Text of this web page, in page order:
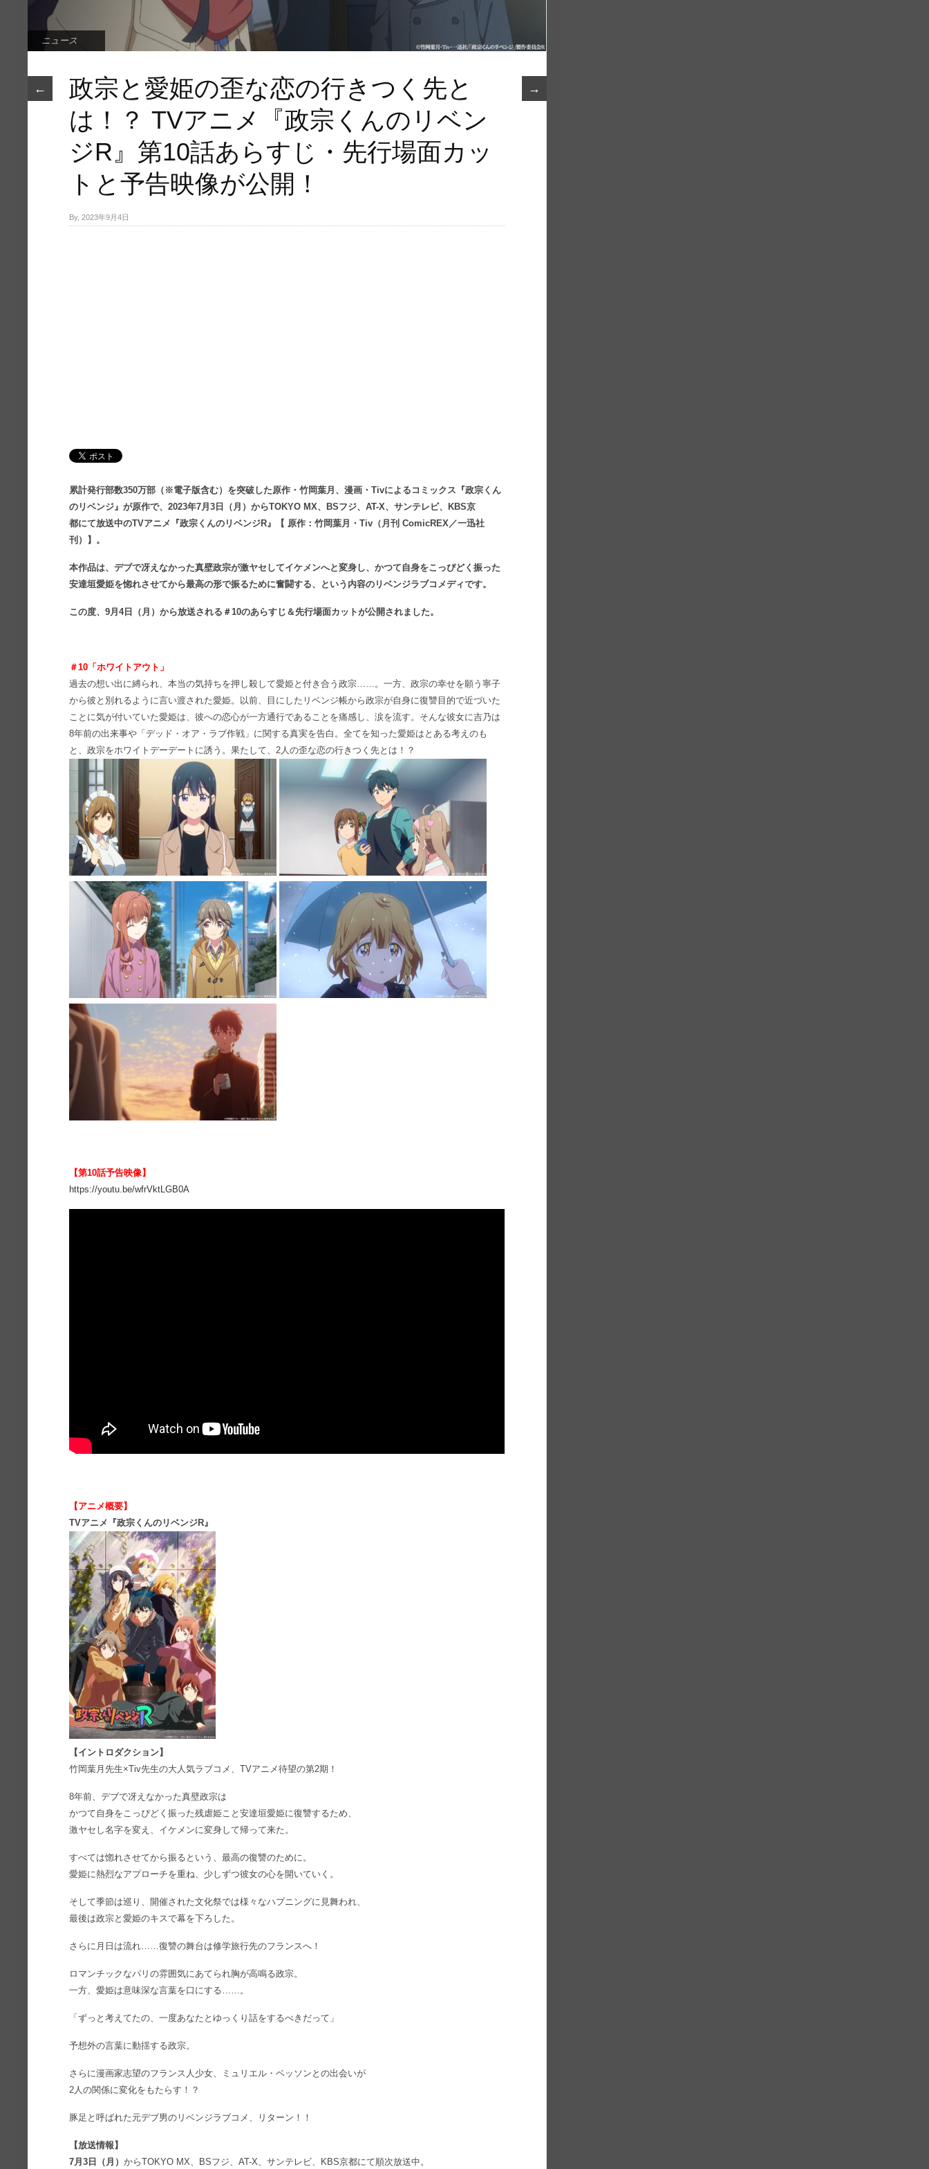
ニュース
← →
政宗と愛姫の歪な恋の行きつく先と
は！？ TVアニメ『政宗くんのリベン
ジR』第10話あらすじ・先行場面カッ
トと予告映像が公開！
By, 2023年9月4日
累計発行部数350万部（※電子版含む）を突破した原作・竹岡葉月、漫画・Tivによるコミックス『政宗くん
のリベンジ』が原作で、2023年7月3日（月）からTOKYO MX、BSフジ、AT-X、サンテレビ、KBS京
都にて放送中のTVアニメ『政宗くんのリベンジR』【 原作：竹岡葉月・Tiv（月刊 ComicREX／一迅社
刊）】。
本作品は、デブで冴えなかった真壁政宗が激ヤセしてイケメンへと変身し、かつて自身をこっぴどく振った
安達垣愛姫を惚れさせてから最高の形で振るために奮闘する、という内容のリベンジラブコメディです。
この度、9月4日（月）から放送される＃10のあらすじ＆先行場面カットが公開されました。
＃10「ホワイトアウト」
過去の想い出に縛られ、本当の気持ちを押し殺して愛姫と付き合う政宗……。一方、政宗の幸せを願う寧子
から彼と別れるように言い渡された愛姫。以前、目にしたリベンジ帳から政宗が自身に復讐目的で近づいた
ことに気が付いていた愛姫は、彼への恋心が一方通行であることを痛感し、涙を流す。そんな彼女に吉乃は
8年前の出来事や「デッド・オア・ラブ作戦」に関する真実を告白。全てを知った愛姫はとある考えのも
と、政宗をホワイトデーデートに誘う。果たして、2人の歪な恋の行きつく先とは！？
【第10話予告映像】
https://youtu.be/wfrVktLGB0A
【アニメ概要】
TVアニメ『政宗くんのリベンジR』
【イントロダクション】
竹岡葉月先生×Tiv先生の大人気ラブコメ、TVアニメ待望の第2期！
8年前、デブで冴えなかった真壁政宗は
かつて自身をこっぴどく振った残虐姫こと安達垣愛姫に復讐するため、
激ヤセし名字を変え、イケメンに変身して帰って来た。
すべては惚れさせてから振るという、最高の復讐のために。
愛姫に熱烈なアプローチを重ね、少しずつ彼女の心を開いていく。
そして季節は巡り、開催された文化祭では様々なハプニングに見舞われ、
最後は政宗と愛姫のキスで幕を下ろした。
さらに月日は流れ……復讐の舞台は修学旅行先のフランスへ！
ロマンチックなパリの雰囲気にあてられ胸が高鳴る政宗。
一方、愛姫は意味深な言葉を口にする……。
「ずっと考えてたの、一度あなたとゆっくり話をするべきだって」
予想外の言葉に動揺する政宗。
さらに漫画家志望のフランス人少女、ミュリエル・ベッソンとの出会いが
2人の関係に変化をもたらす！？
豚足と呼ばれた元デブ男のリベンジラブコメ、リターン！！
【放送情報】
7月3日（月）からTOKYO MX、BSフジ、AT-X、サンテレビ、KBS京都にて順次放送中。